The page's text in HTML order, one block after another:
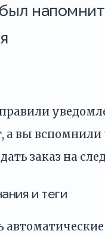
а вы вспомнили
заказ на
и теги